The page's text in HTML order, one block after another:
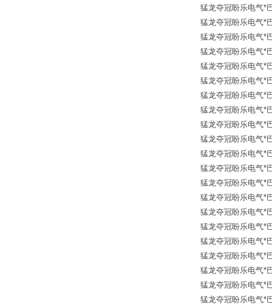
猛龙夺冠盼乐电气*
猛龙夺冠盼乐电气*
猛龙夺冠盼乐电气*
猛龙夺冠盼乐电气*
猛龙夺冠盼乐电气*
猛龙夺冠盼乐电气*
猛龙夺冠盼乐电气*
猛龙夺冠盼乐电气*
猛龙夺冠盼乐电气*
猛龙夺冠盼乐电气*
猛龙夺冠盼乐电气*
猛龙夺冠盼乐电气*
猛龙夺冠盼乐电气*
猛龙夺冠盼乐电气*
猛龙夺冠盼乐电气*
猛龙夺冠盼乐电气*
猛龙夺冠盼乐电气*
猛龙夺冠盼乐电气*
猛龙夺冠盼乐电气*
猛龙夺冠盼乐电气*
猛龙夺冠盼乐电气*